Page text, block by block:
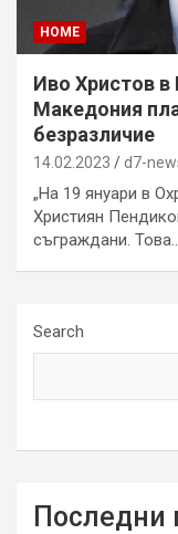
HOME
Иво Христов в
Македония
безразличие
14.02.2023 d7-
„На 19 януари в
Християн
съграждани.
Search
Последни